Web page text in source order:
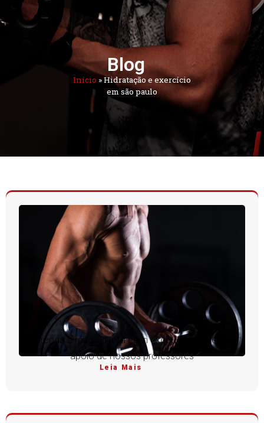
Blog
Início »Hidratação e exercício
em são paulo
Aprenda a rosca direta com execução perfeita e
apoio de nossos professores
Leia Mais